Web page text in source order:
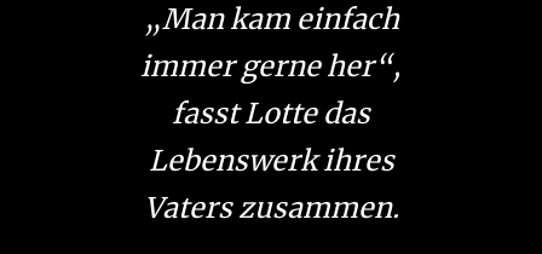
„Man kam einfach
immer gerne her“,
fasst Lotte das
Lebenswerk ihres
Vaters zusammen.